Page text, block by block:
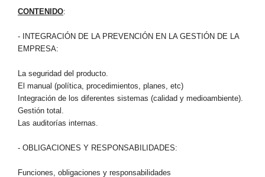
CONTENIDO:
- INTEGRACIÓN DE LA PREVENCIÓN EN LA GESTIÓN DE LA
EMPRESA:
La seguridad del producto.
El manual (política, procedimientos, planes, etc)
Integración de los diferentes sistemas (calidad y medioambiente).
Gestión total.
Las auditorías internas.
- OBLIGACIONES Y RESPONSABILIDADES:
Funciones, obligaciones y responsabilidades